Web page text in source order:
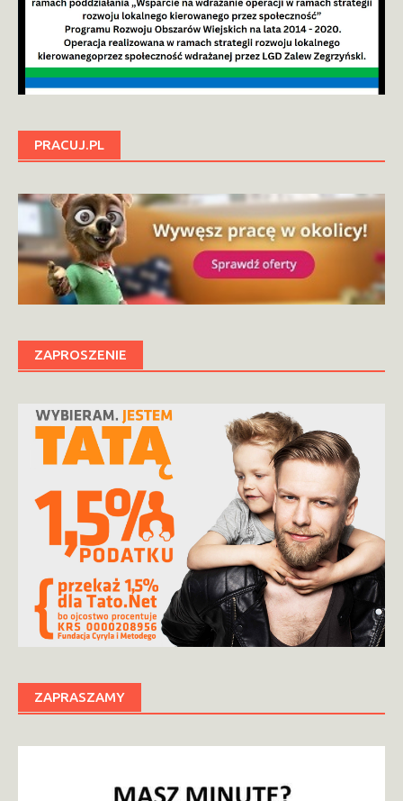
PRACUJ.PL
ZAPROSZENIE
ZAPRASZAMY